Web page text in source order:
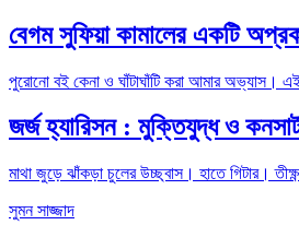
বেগম সুফিয়া কামালের একটি
পুরোনো বই কেনা ও ঘাঁটাঘাঁটি করা আমার অভ্যাস।
জর্জ হ্যারিসন : মুক্তিযুদ্ধ ও
মাথা জুড়ে ঝাঁকড়া চুলের উচ্ছ্বাস। হাতে গিটার।
সুমন সাজ্জাদ